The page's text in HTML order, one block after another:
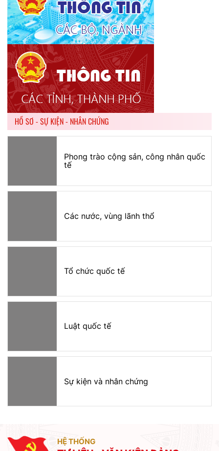
HỒ SƠ - SỰ KIỆN - NHÂN CHỨNG
Phong trào cộng sản, công nhân quốc
tế
Các nước, vùng lãnh thổ
Tổ chức quốc tế
Luật quốc tế
Sự kiện và nhân chứng
HỆ THỐNG